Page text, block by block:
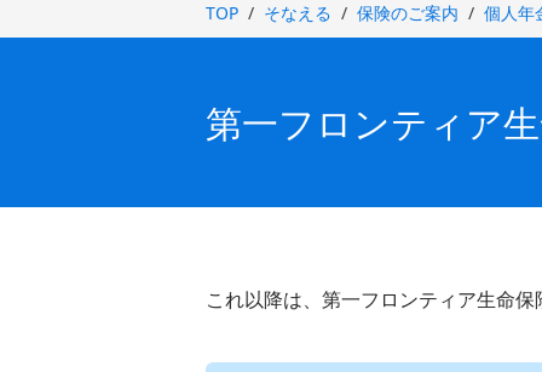
き
TOP そなえる 保険のご案内 個人年
第一フロンティア
これ以降は、第一フロンティア生命
開
開